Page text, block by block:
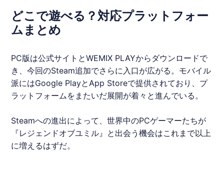
どこで遊べる？対応プラットフォー
ムまとめ
PC版は公式サイトとWEMIX PLAYからダウンロードで
き、今回のSteam追加でさらに入口が広がる。モバイル
派にはGoogle PlayとApp Storeで提供されており、プ
ラットフォームをまたいだ展開が着々と進んでいる。
Steamへの進出によって、世界中のPCゲーマーたちが
『レジェンドオブユミル』と出会う機会はこれまで以上
に増えるはずだ。